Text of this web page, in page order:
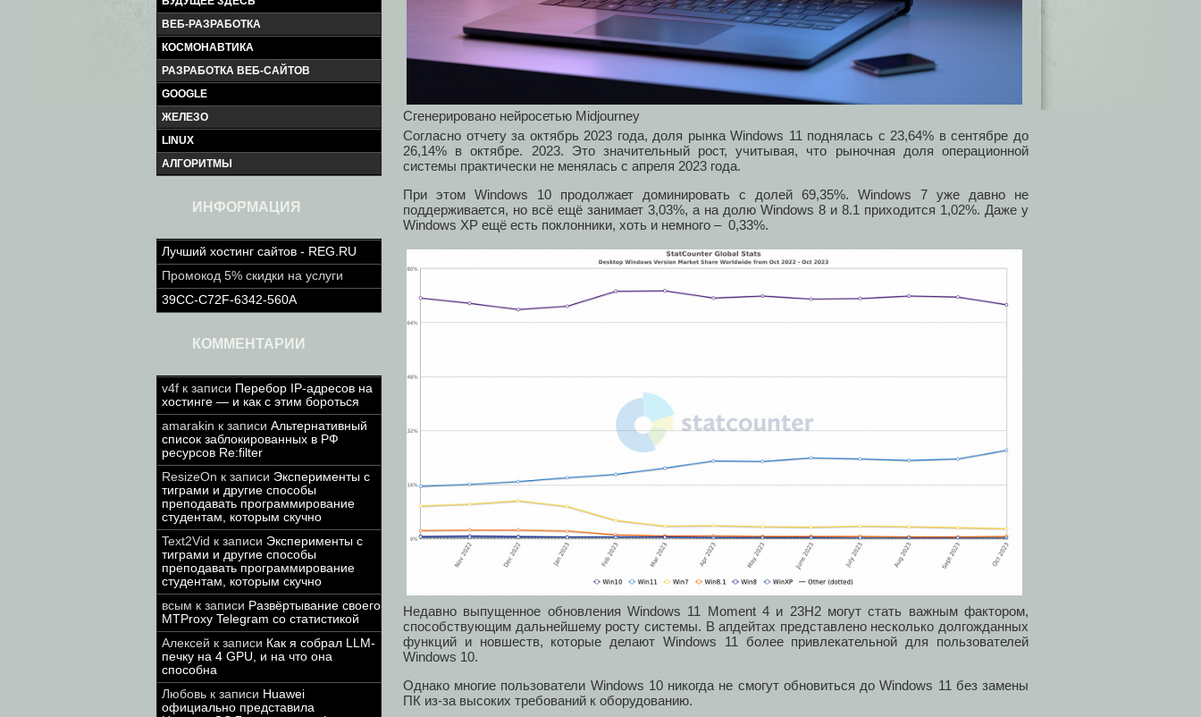
ВЕБ-РАЗРАБОТКА
КОСМОНАВТИКА
РАЗРАБОТКА ВЕБ-САЙТОВ
GOOGLE
ЖЕЛЕЗО
LINUX
АЛГОРИТМЫ
ИНФОРМАЦИЯ
Лучший хостинг сайтов - REG.RU
Промокод 5% скидки на услуги
39CC-C72F-6342-560A
КОММЕНТАРИИ
v4f к записи Перебор IP-адресов на
хостинге — и как с этим бороться
amarakin к записи Альтернативный
список заблокированных в РФ
ресурсов Re:filter
ResizeOn к записи Эксперименты с
тиграми и другие способы
преподавать программирование
студентам, которым скучно
Text2Vid к записи Эксперименты с
тиграми и другие способы
преподавать программирование
студентам, которым скучно
всым к записи Развёртывание своего
MTProxy Telegram со статистикой
Алексей к записи Как я собрал LLM-
печку на 4 GPU, и на что она
способна
Любовь к записи Huawei
официально представила
Сгенерировано нейросетью Midjourney
Согласно отчету за октябрь 2023 года, доля рынка Windows 11 поднялась с 23,64% в сентябре до
26,14% в октябре. 2023. Это значительный рост, учитывая, что рыночная доля операционной
системы практически не менялась с апреля 2023 года.
При этом Windows 10 продолжает доминировать с долей 69,35%. Windows 7 уже давно не
поддерживается, но всё ещё занимает 3,03%, а на долю Windows 8 и 8.1 приходится 1,02%. Даже у
Windows XP ещё есть поклонники, хоть и немного – 0,33%.
Недавно выпущенное обновления Windows 11 Moment 4 и 23H2 могут стать важным фактором,
способствующим дальнейшему росту системы. В апдейтах представлено несколько долгожданных
функций и новшеств, которые делают Windows 11 более привлекательной для пользователей
Windows 10.
Однако многие пользователи Windows 10 никогда не смогут обновиться до Windows 11 без замены
ПК из-за высоких требований к оборудованию.